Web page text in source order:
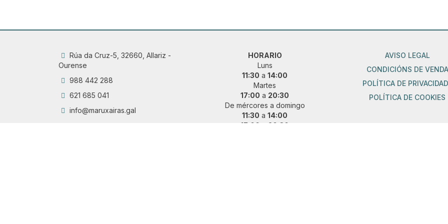
Rúa da Cruz-5, 32660, Allariz -
Ourense
988 442 288
621 685 041
info@maruxairas.gal
HORARIO
Luns
11:30 a 14:00
Martes
17:00 a 20:30
De mércores a domingo
11:30 a 14:00
17:00
20:30
AVISO LEGAL
CONDICIÓNS DE VENDA
POLÍTICA DE
POLÍTICA DE COOKIES